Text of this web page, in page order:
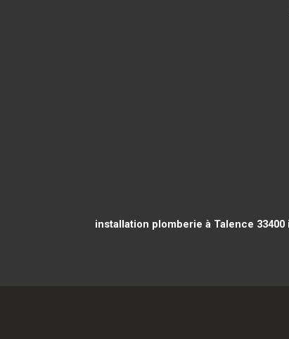
installation plomberie à Talence 33400